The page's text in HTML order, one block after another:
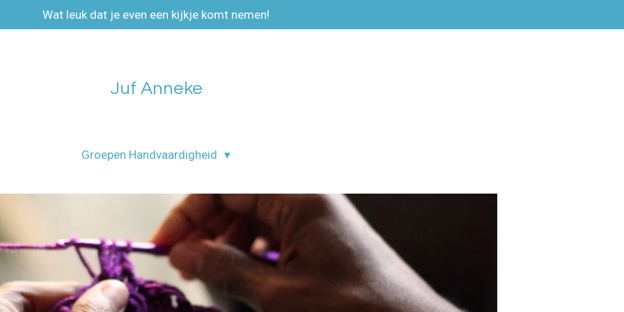
Wat leuk dat je even een kijkje komt nemen!
Juf Anneke
Groepen Handvaardigheid